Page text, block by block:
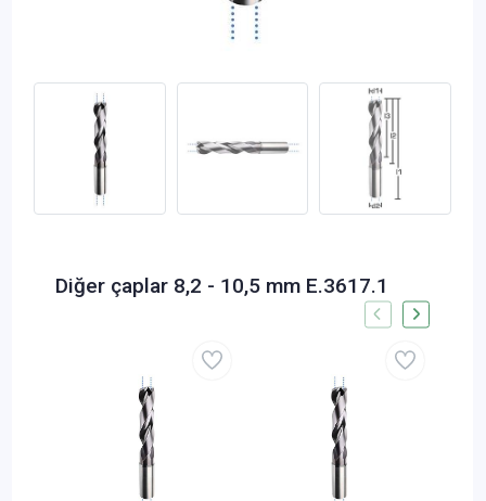
Diğer çaplar 8,2 - 10,5 mm E.3617.1